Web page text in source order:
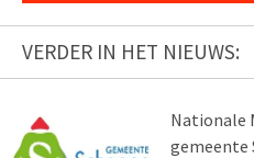
VERDER IN HET NIEUWS:
Nationale
gemeente